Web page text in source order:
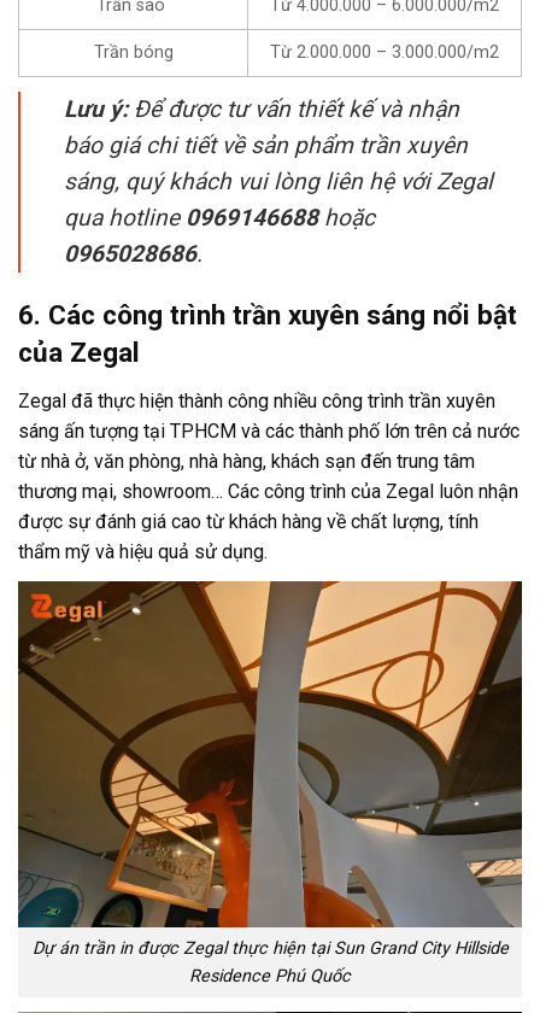
Trần sao Từ 4.000.000 – 6.000.000/m2
Trần bóng Từ 2.000.000 – 3.000.000/m2
Lưu ý:Để được tư vấn thiết kế và nhận
báo giá chi tiết về sản phẩm trần xuyên
sáng, quý khách vui lòng liên hệ với Zegal
qua hotline 0969146688hoặc
0965028686.
6. Các công trình trần xuyên sáng nổi bật
của Zegal
Zegal đã thực hiện thành công nhiều công trình trần xuyên
sáng ấn tượng tại TPHCM và các thành phố lớn trên cả nước
từ nhà ở, văn phòng, nhà hàng, khách sạn đến trung tâm
thương mại, showroom… Các công trình của Zegal luôn nhận
được sự đánh giá cao từ khách hàng về chất lượng, tính
thẩm mỹ và hiệu quả sử dụng.
Dự án trần in được Zegal thực hiện tại Sun Grand City Hillside
Residence Phú Quốc